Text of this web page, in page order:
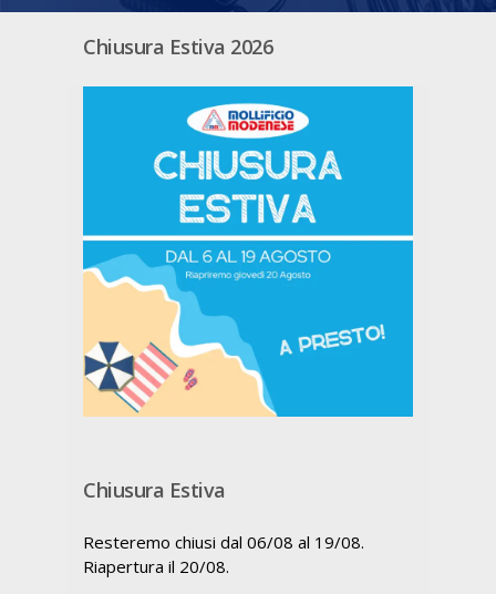
Chiusura Estiva 2026
Chiusura Estiva
Resteremo chiusi dal 06/08 al 19/08.
Riapertura il 20/08.